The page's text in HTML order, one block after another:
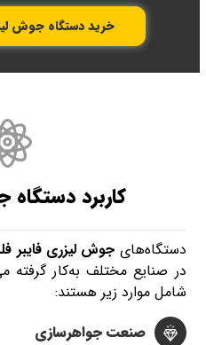
خرید دستگاه جوش
کاربرد دستگاه
دستگاه‌های جوش لیزری فایبر
در صنایع مختلف به‌کار گرفته
شامل موارد زیر هستند:
صنعت جواهرسازی